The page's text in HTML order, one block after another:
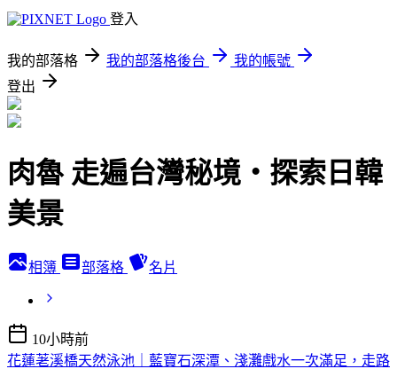
登入
我的部落格 我的部落格後台
我的帳號
登出
肉魯 走遍台灣秘境・探索日韓
美景
相簿 部落格 名片
10小時前
花蓮荖溪橋天然泳池｜藍寶石深潭、淺灘戲水一次滿足，走路